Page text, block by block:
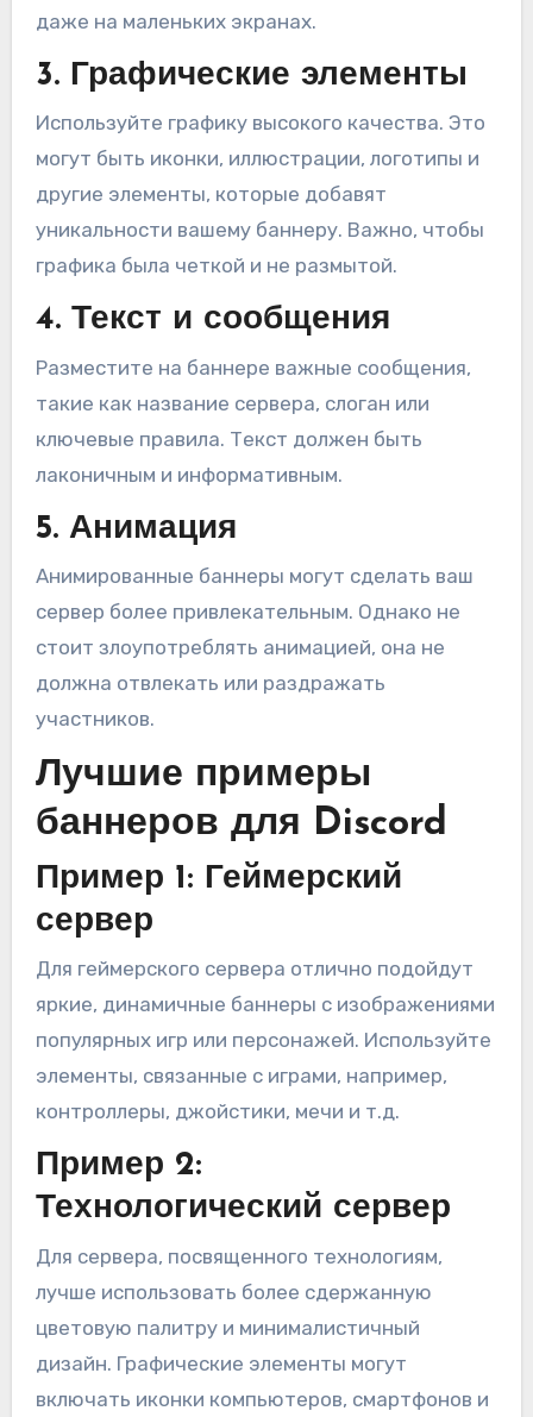
даже на маленьких экранах.
3. Графические элементы
Используйте графику высокого качества. Это
могут быть иконки, иллюстрации, логотипы и
другие элементы, которые добавят
уникальности вашему баннеру. Важно, чтобы
графика была четкой и не размытой.
4. Текст и сообщения
Разместите на баннере важные сообщения,
такие как название сервера, слоган или
ключевые правила. Текст должен быть
лаконичным и информативным.
5. Анимация
Анимированные баннеры могут сделать ваш
сервер более привлекательным. Однако не
стоит злоупотреблять анимацией, она не
должна отвлекать или раздражать
участников.
Лучшие примеры
баннеров для Discord
Пример 1: Геймерский
сервер
Для геймерского сервера отлично подойдут
яркие, динамичные баннеры с изображениями
популярных игр или персонажей. Используйте
элементы, связанные с играми, например,
контроллеры, джойстики, мечи и т.д.
Пример 2:
Технологический сервер
Для сервера, посвященного технологиям,
лучше использовать более сдержанную
цветовую палитру и минималистичный
дизайн. Графические элементы могут
включать иконки компьютеров, смартфонов и